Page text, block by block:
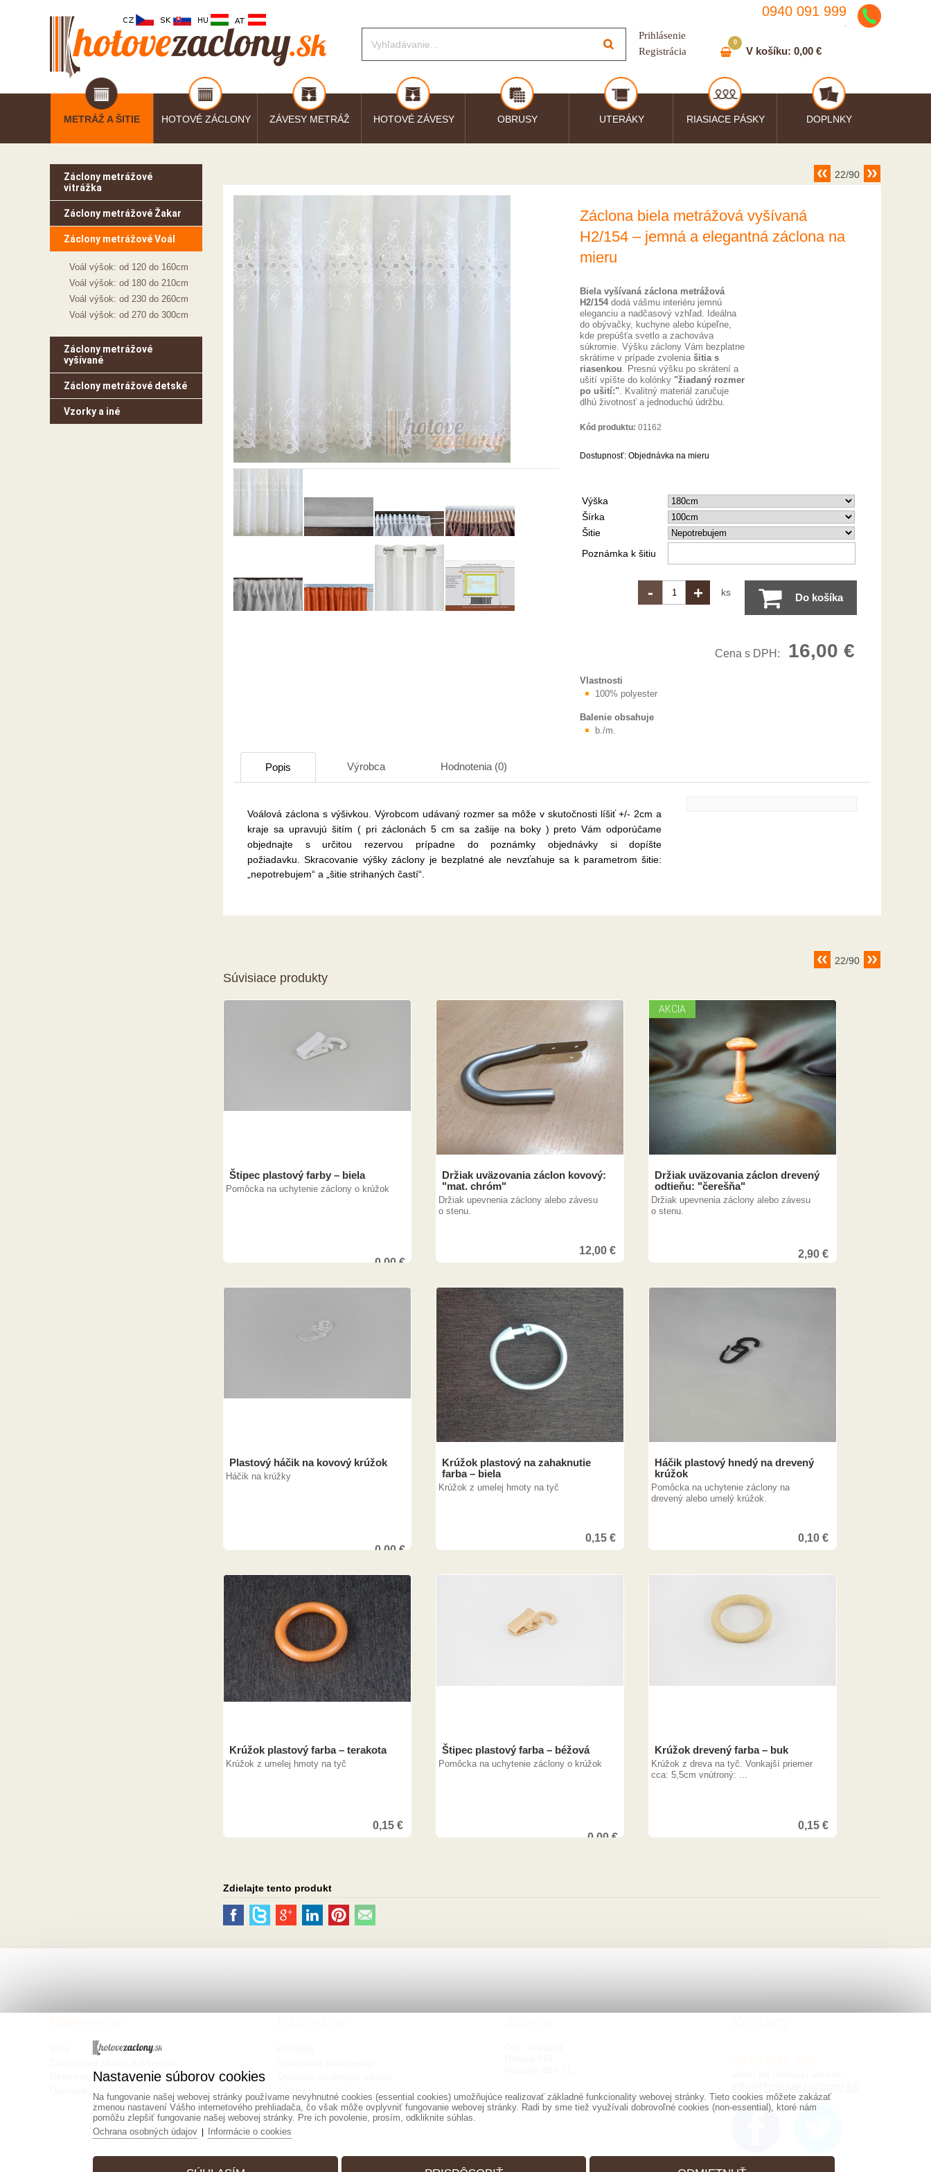
0940 091 999
Prihlásenie
Registrácia
V košíku: 0,00 €
0
METRÁŽ A ŠITIE HOTOVÉ ZÁCLONY ZÁVESY METRÁŽ HOTOVÉ ZÁVESY OBRUSY UTERÁKY RIASIACE PÁSKY DOPLNKY
Záclony metrážové
vitrážka
Záclony metrážové Žakar
Záclony metrážové Voál
Voál výšok: od 120 do 160cm
Voál výšok: od 180 do 210cm
Voál výšok: od 230 do 260cm
Voál výšok: od 270 do 300cm
Záclony metrážové
vyšívané
Záclony metrážové detské
Vzorky a iné
22/90
Záclona biela metrážová vyšívaná
H2/154 – jemná a elegantná záclona na
mieru
Biela vyšívaná záclona metrážová
H2/154 dodá vášmu interiéru jemnú
eleganciu a nadčasový vzhľad. Ideálna
do obývačky, kuchyne alebo kúpeľne,
kde prepúšťa svetlo a zachováva
súkromie. Výšku záclony Vám bezplatne
skrátime v prípade zvolenia šitia s
riasenkou. Presnú výšku po skrátení a
ušití vpíšte do kolónky "žiadaný rozmer
po ušití:". Kvalitný materiál zaručuje
dlhú životnosť a jednoduchú údržbu.
Kód produktu: 01162
Dostupnosť: Objednávka na mieru
Výška
Šírka
Šitie
Poznámka k šitiu
- + ks Do košíka
Cena s DPH: 16,00 €
Vlastnosti
100% polyester
Balenie obsahuje
b./m.
Popis Výrobca Hodnotenia (0)
Voálová záclona s výšivkou. Výrobcom udávaný rozmer sa môže v skutočnosti líšiť +/- 2cm a
kraje sa upravujú šitím ( pri záclonách 5 cm sa zašije na boky ) preto Vám odporúčame
objednajte s určitou rezervou prípadne do poznámky objednávky si dopíšte
požiadavku.Skracovanie výšky záclony je bezplatné ale nevzťahuje sa k parametrom šitie:
„nepotrebujem“ a „šitie strihaných častí“.
22/90
Súvisiace produkty
Štipec plastový farby – biela
Pomôcka na uchytenie záclony o krúžok
0,00€
Držiak uväzovania záclon kovový:
"mat. chróm"
Držiak upevnenia záclony alebo závesu
o stenu.
12,00€
AKCIA
Držiak uväzovania záclon drevený
odtieňu: "čerešňa"
Držiak upevnenia záclony alebo závesu
o stenu.
2,90€
Plastový háčik na kovový krúžok
Háčik na krúžky
0,00€
Krúžok plastový na zahaknutie
farba – biela
Krúžok z umelej hmoty na tyč
0,15€
Háčik plastový hnedý na drevený
krúžok
Pomôcka na uchytenie záclony na
drevený alebo umelý krúžok.
0,10€
Krúžok plastový farba – terakota
Krúžok z umelej hmoty na tyč
0,15€
Štipec plastový farba – béžová
Pomôcka na uchytenie záclony o krúžok
0,00€
Krúžok drevený farba – buk
Krúžok z dreva na tyč. Vonkajší priemer
cca: 5,5cm vnútroný: ...
0,15€
Zdielajte tento produkt
ReferencieNastavenie súborov cookies
Na fungovanie našej webovej stránky používame nevyhnutné cookies (essential cookies) umožňujúce realizovať základné funkcionality webovej stránky. Tieto cookies môžete zakázať
zmenou nastavení Vášho internetového prehliadača, čo však môže ovplyvniť fungovanie webovej stránky. Radi by sme tiež využívali dobrovoľné cookies (non-essential), ktoré nám
pomôžu zlepšiť fungovanie našej webovej stránky. Pre ich povolenie, prosím, odkliknite súhlas.
Ochrana osobných údajov
Informácie o cookies